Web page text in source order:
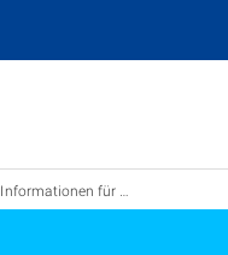
Informationen für Mathematik-Studierende